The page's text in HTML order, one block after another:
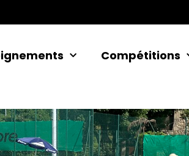
Compétitions